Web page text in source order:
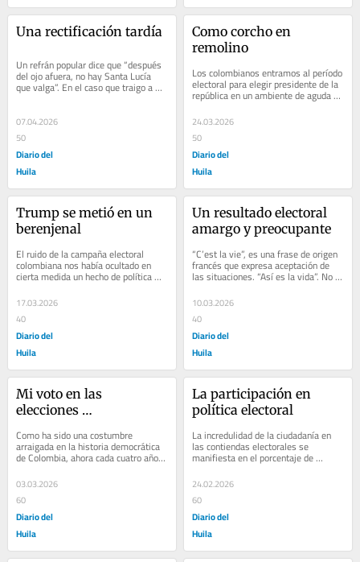
Una rectificación tardía
Un refrán popular dice que “después
del ojo afuera, no hay Santa Lucía
que valga”. En el caso que traigo a
colación el daño está hecho, pero...
07.04.2026
50
Diario del
Huila
Como corcho en
remolino
Los colombianos entramos al período
electoral para elegir presidente de la
república en un ambiente de aguda
confrontación. Es evidente que los...
24.03.2026
50
Diario del
Huila
Trump se metió en un
berenjenal
El ruido de la campaña electoral
colombiana nos había ocultado en
cierta medida un hecho de política
internacional de inmensa gravedad:
la...
17.03.2026
40
Diario del
Huila
Un resultado electoral
amargo y preocupante
“C’est la vie”, es una frase de origen
francés que expresa aceptación de
las situaciones. “Así es la vida”. No
10.03.2026
40
Diario del
Huila
Mi voto en las
elecciones
domingo
Como ha sido una costumbre
arraigada en la historia democrática
de Colombia, ahora cada cuatro años,
un número importante de ciudadanos
acudimos a...
03.03.2026
60
Diario del
Huila
La participación en
política electoral
La incredulidad de la ciudadanía en
las contiendas electorales se
manifiesta en el porcentaje de
participación histórica en las
mismas: un 45% del...
24.02.2026
60
Diario del
Huila